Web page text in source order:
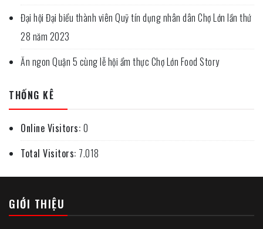
Đại hội Đại biểu thành viên Quỹ tín dụng nhân dân Chợ Lớn lần thứ
28 năm 2023
Ăn ngon Quận 5 cùng lễ hội ẩm thực Chợ Lớn Food Story
THỐNG KÊ
Online Visitors: 0
Total Visitors: 7.018
GIỚI THIỆU